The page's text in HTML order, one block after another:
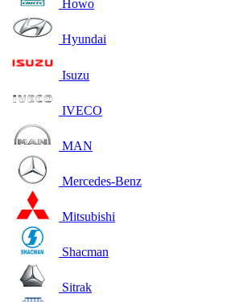
Howo
Hyundai
Isuzu
IVECO
MAN
Mercedes-Benz
Mitsubishi
Shacman
Sitrak